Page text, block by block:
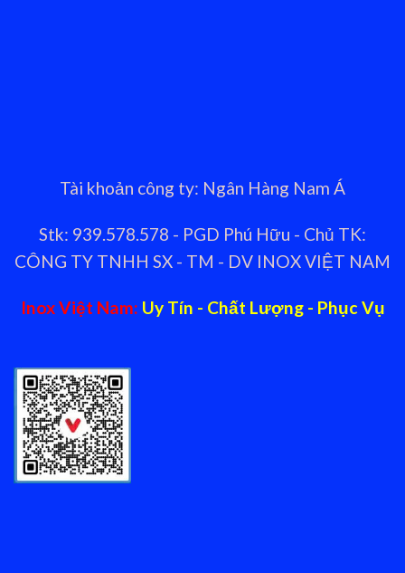
Tài khoản công ty: Ngân Hàng Nam Á
Stk: 939.578.578 - PGD Phú Hữu - Chủ TK:
CÔNG TY TNHH SX - TM - DV INOX VIỆT NAM
Inox Việt Nam: Uy Tín - Chất Lượng - Phục Vụ